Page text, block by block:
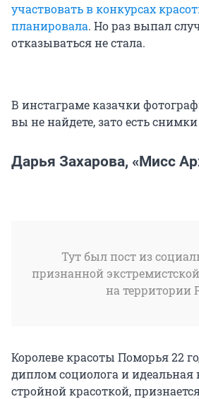
участвовать в конкурсах
планировала. Но раз выпал
отказываться не стала.
В инстаграме казачки
вы не найдете, зато есть
Дарья Захарова, «Мисс
Тут был пост из
признанной
на территории
Королеве красоты Поморья 22
диплом социолога и идеальная
стройной красоткой,